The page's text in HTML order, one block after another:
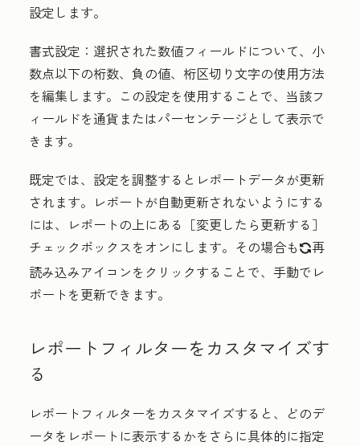
設定します。
書式設定： 選択された数値フィールドについて、小
数点以下の桁数、負の値、桁区切り文字の使用方法
を編集します。この設定を使用することで、当該フ
ィールドを通貨またはパーセンテージとして表示で
きます。
既定では、設定を調整するとレポートデータが更新
されます。レポートが自動更新されないようにする
には、レポートの上にある［変更したら更新する］
チェックボックスをオンにします。その場合も refresh再
読み込みアイコンをクリックすることで、手動でレ
ポートを更新できます。
レポートフィルターをカスタマイズす
る
レポートフィルターをカスタマイズすると、どのデ
ータをレポートに表示するかをさらに具体的に指定